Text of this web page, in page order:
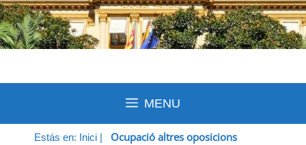
MENU
Estás en: Inici | Ocupació altres oposicions